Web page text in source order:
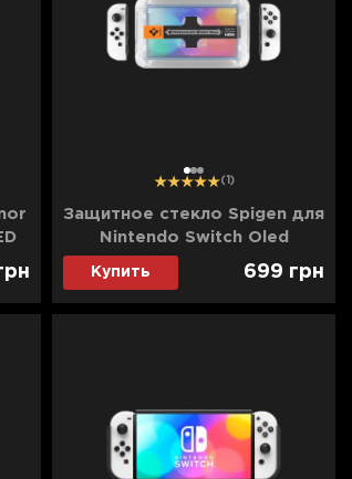
12 3 (1)
Защитное стекло Spigen для
Nintendo Switch Oled
Купить 699 грн